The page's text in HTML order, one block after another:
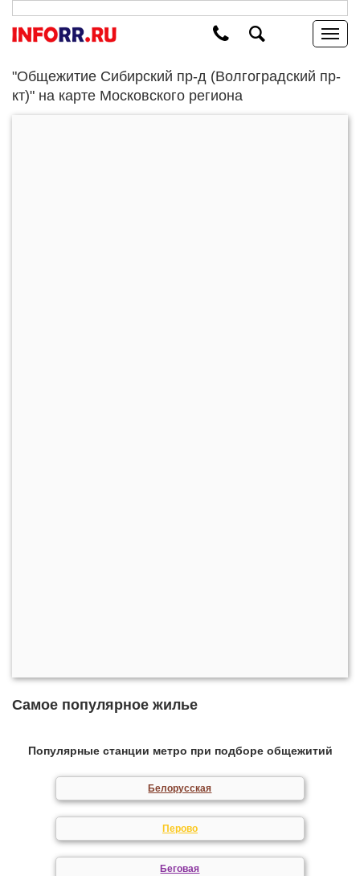
"Общежитие Сибирский пр-д (Волгоградский пр-
кт)" на карте Московского региона
Самое популярное жилье
Популярные станции метро при подборе общежитий
Белорусская
Перово
Беговая